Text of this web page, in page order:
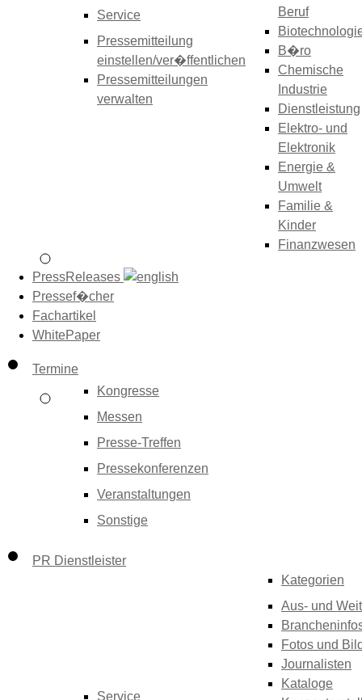
Service
Pressemitteilung
einstellen/ver�ffentlichen
Pressemitteilungen
verwalten
Beruf
B�ro
Chemische
Industrie
Dienstleistung
Elektro- und
Elektronik
Energie &
Umwelt
Familie &
Kinder
Finanzwesen
PressReleases
Pressef�cher
Fachartikel
WhitePaper
Termine
Kongresse
Messen
Presse-Treffen
Pressekonferenzen
Veranstaltungen
Sonstige
PR Dienstleister
Service
Kategorien
Aus- und
Fotos und
Journalisten
Kataloge